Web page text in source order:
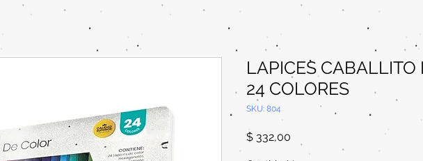
LAPICES CABALLITO
24 COLORES
SKU: 804
$ 332,00